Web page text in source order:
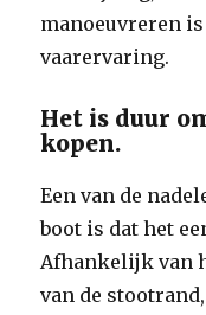
manoeuvreren
vaarervaring.
Het is duur
kopen.
Een van de
boot is dat het
Afhankelijk van
van de